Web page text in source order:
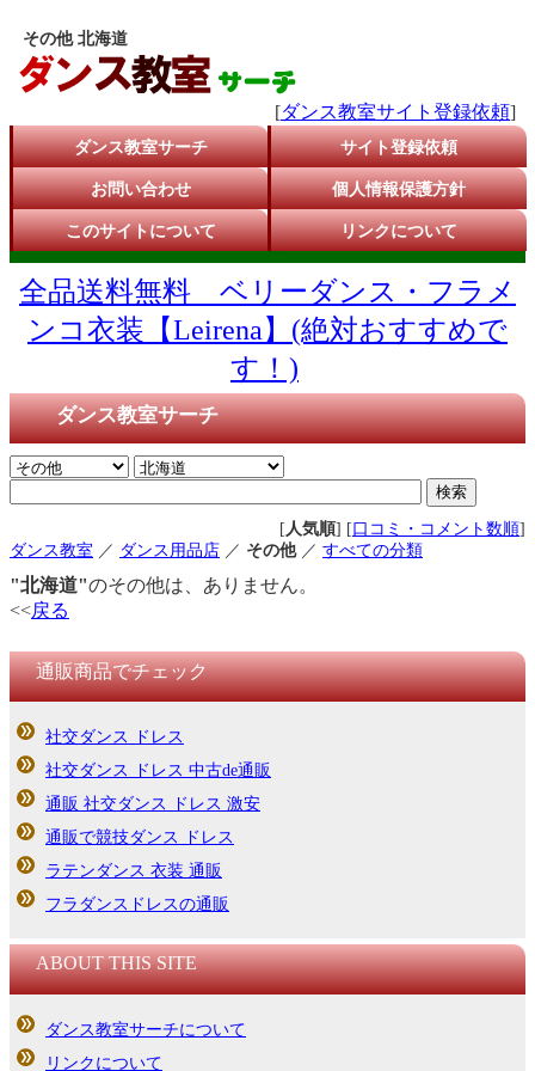
その他 北海道
[ダンス教室サイト登録依頼]
ダンス教室サーチ サイト登録依頼
お問い合わせ 個人情報保護方針
このサイトについて リンクについて
全品送料無料 ベリーダンス・フラメ
ンコ衣装【Leirena】(絶対おすすめで
す！)
ダンス教室サーチ
[ 人気順] [ 口コミ・コメント数順]
ダンス教室 ／ ダンス用品店 ／ その他／ すべての分類
"北海道"のその他は、ありません。
<<戻る
通販商品でチェック
社交ダンス ドレス
社交ダンス ドレス 中古de通販
通販 社交ダンス ドレス 激安
通販で競技ダンス ドレス
ラテンダンス 衣装 通販
フラダンスドレスの通販
ABOUT THIS SITE
ダンス教室サーチについて
リンクについて